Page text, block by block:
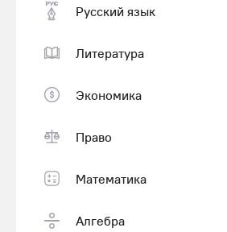
Русский язык
Литература
Экономика
Право
Математика
Алгебра